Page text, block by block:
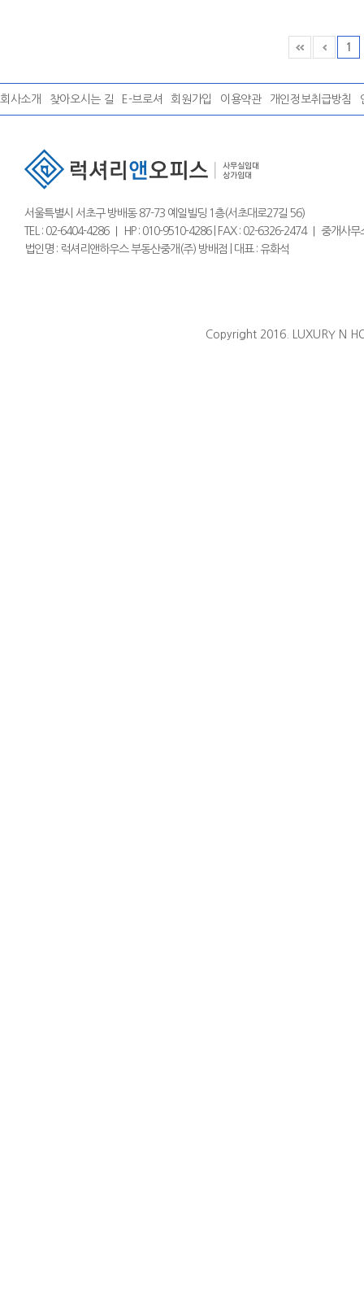
1
회사소개 찾아오시는 길 E-브로셔 회원가입 이용약관 개인정보취급방침
서울특별시 서초구 방배동 87-73 예일빌딩 1층(서초대로27길 56)
TEL : 02-6404-4286 ｜ HP : 010-9510-4286 | FAX : 02-6326-2474 ｜ 중개
법인명 : 럭셔리앤하우스 부동산중개(주) 방배점 | 대표 : 유화석
Copyright 2016. LUXURY N